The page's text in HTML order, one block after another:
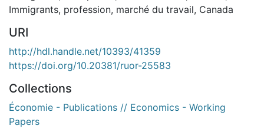
Immigrants, profession, marché du travail, Canada
URI
http://hdl.handle.net/10393/41359
https://doi.org/10.20381/ruor-25583
Collections
Économie - Publications // Economics - Working
Papers